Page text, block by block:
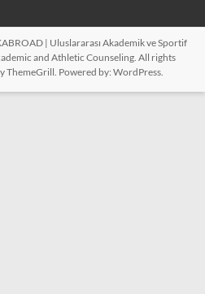
| Uluslararası Akademik ve Sportif
and Athletic Counseling. All rights
ThemeGrill. Powered by: WordPress.